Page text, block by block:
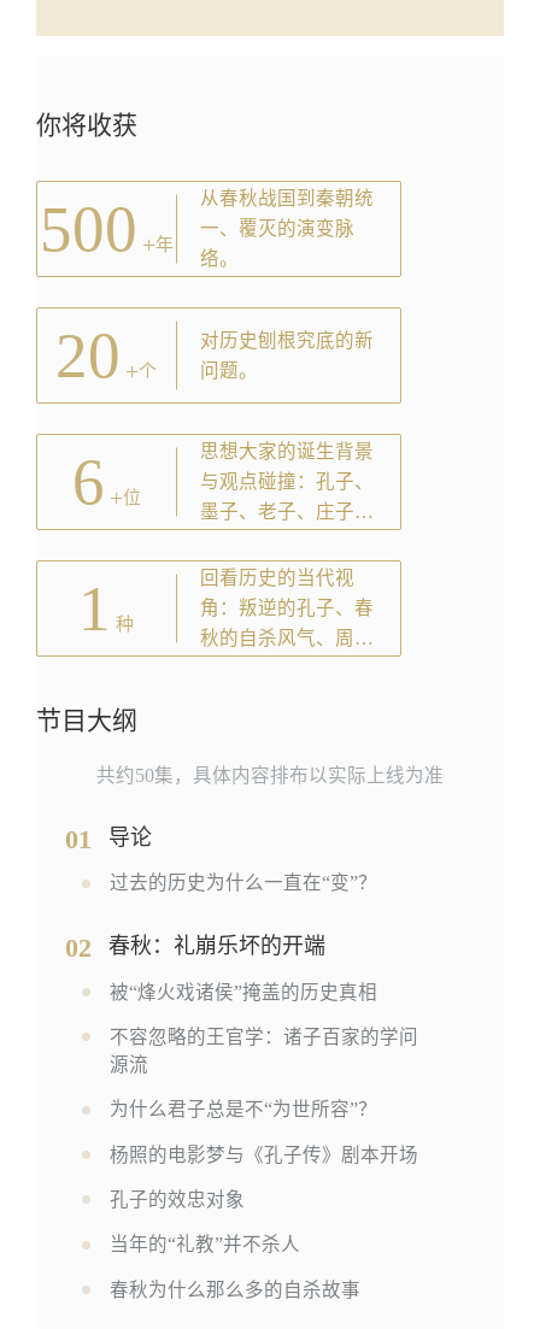
你将收获
500 +年
从春秋战国到秦朝统
一、覆灭的演变脉
络。
20 +个
对历史刨根究底的新
问题。
6 +位
思想大家的诞生背景
与观点碰撞：孔子、
墨子、老子、庄子、
1 种
回看历史的当代视
角：叛逆的孔子、春
秋的自杀风气、周朝
节目大纲
共约50集，具体内容排布以实际上线为准
01 导论
过去的历史为什么一直在“变”？
02 春秋：礼崩乐坏的开端
被“烽火戏诸侯”掩盖的历史真相
不容忽略的王官学：诸子百家的学问
源流
为什么君子总是不“为世所容”？
杨照的电影梦与《孔子传》剧本开场
孔子的效忠对象
当年的“礼教”并不杀人
春秋为什么那么多的自杀故事